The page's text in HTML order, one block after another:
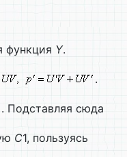
функция Y.
.
. Подставляя сюда
C1, пользуясь